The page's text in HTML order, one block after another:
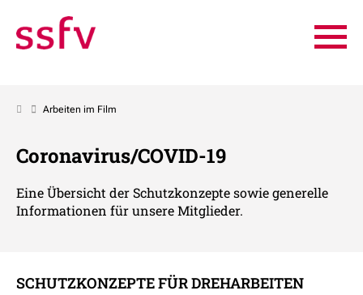
Arbeiten im Film
Coronavirus/COVID-19
Eine Übersicht der Schutzkonzepte sowie generelle
Informationen für unsere Mitglieder.
SCHUTZKONZEPTE FÜR DREHARBEITEN